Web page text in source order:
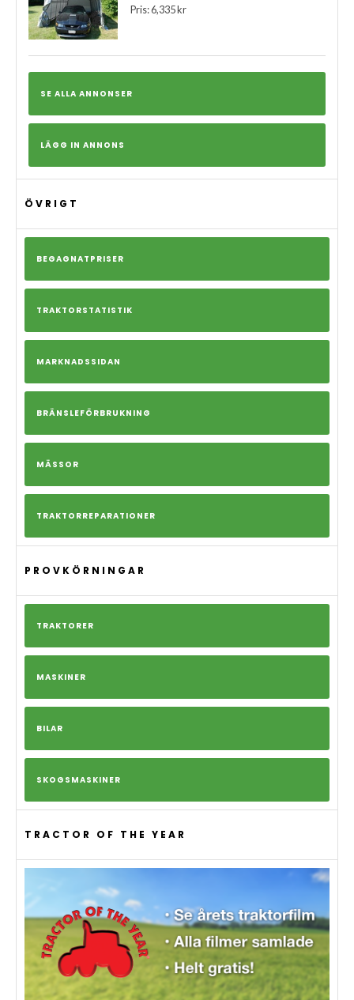
Pris: 6,335 kr
SE ALLA ANNONSER
LÄGG IN ANNONS
ÖVRIGT
BEGAGNATPRISER
TRAKTORSTATISTIK
MARKNADSSIDAN
BRÄNSLEFÖRBRUKNING
MÄSSOR
TRAKTORREPARATIONER
PROVKÖRNINGAR
TRAKTORER
MASKINER
BILAR
SKOGSMASKINER
TRACTOR OF THE YEAR